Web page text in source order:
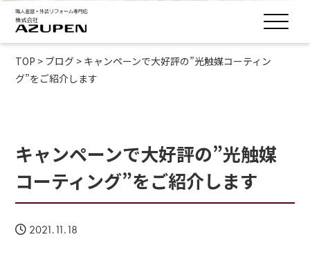
TOP > ブログ > キャンペーンで大好評の”光触媒コーティン
グ”をご紹介します
キャンペーンで大好評の”光触媒
コーティング”をご紹介します
2021.11.18